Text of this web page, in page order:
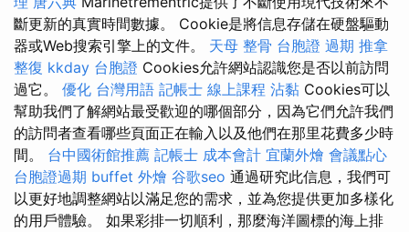
斷更新的真實時間數據。 Cookie是將信息存儲在硬盤驅動
器或Web搜索引擎上的文件。 天母 整骨 台胞證 過期 推拿
整復 kkday 台胞證 Cookies允許網站認識您是否以前訪問
過它。 優化 台灣用語 記帳士 線上課程 沾黏 Cookies可以
幫助我們了解網站最受歡迎的哪個部分，因為它們允許我們
的訪問者查看哪些頁面正在輸入以及他們在那里花費多少時
間。 台中國術館推薦 記帳士 成本會計 宜蘭外燴 會議點心
台胞證過期 buffet 外燴 谷歌seo 通過研究此信息，我們可
以更好地調整網站以滿足您的需求，並為您提供更加多樣化
的用戶體驗。 如果彩排一切順利，那麼海洋圖標的海上排